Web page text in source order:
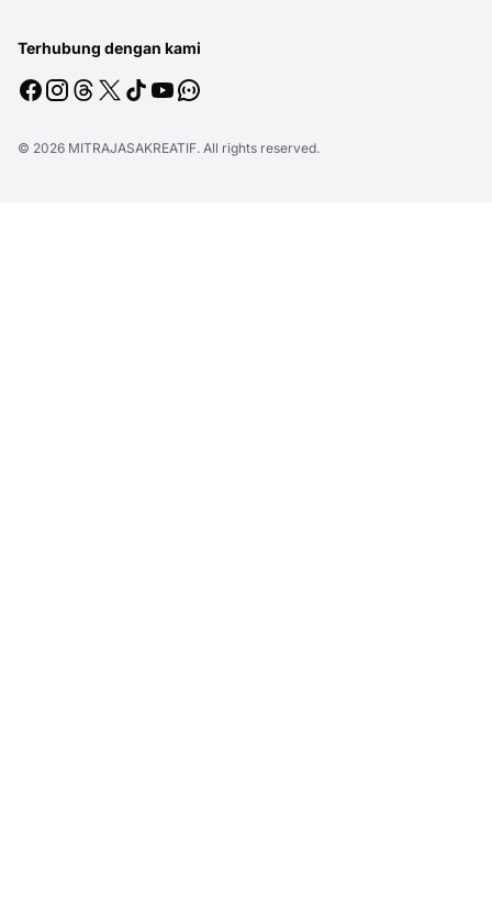
Terhubung dengan kami
© 2026 MITRAJASAKREATIF. All rights reserved.